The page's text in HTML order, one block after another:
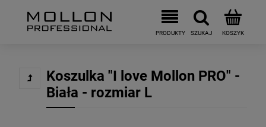
Koszulka "I love Mollon PRO" -
Biała - rozmiar L